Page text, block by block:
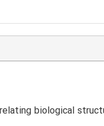
biological